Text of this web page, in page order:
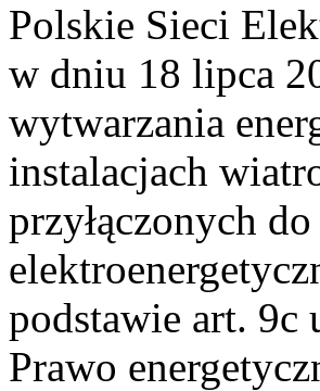
Polskie Sieci
w dniu 18 lipca
wytwarzania
instalacjach
przyłączonych
podstawie art. 9c
Prawo